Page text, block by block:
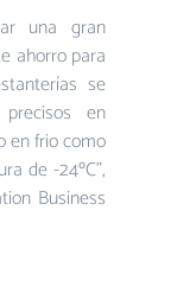
una gran
ahorro para
se
en
en frio como
de -24ºC”,
Business